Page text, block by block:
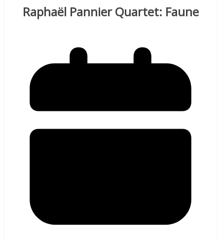
Raphaël Pannier Quartet: Faune